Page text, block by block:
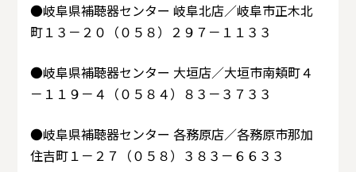
●岐阜県補聴器センター 岐阜北店／岐阜市正木北
町１３－２０（０５８）２９７－１１３３
●岐阜県補聴器センター 大垣店／大垣市南頬町４
－１１９－４（０５８４）８３－３７３３
●岐阜県補聴器センター 各務原店／各務原市那加
住吉町１－２７（０５８）３８３－６６３３